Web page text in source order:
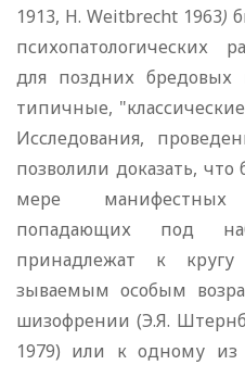
1913, H. Weitbrecht1963)
психопатологических
для поздних
типичные,
Исследования,
позволили доказать,
мере
попадающих под
принадлежат к
зываемым особым
шизофрении (Э.Я.
1979) или к одному из